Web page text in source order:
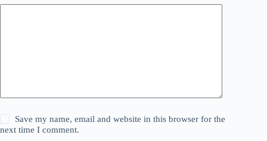
Save my name, email and website in this browser for the
next time I comment.